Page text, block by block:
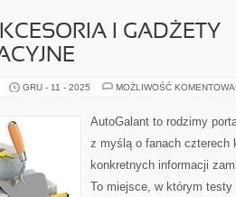
I GADŻETY
GRU - 11 - 2025 MOŻLIWOŚĆ
AutoGalant to rodzimy
z myślą o fanach czterech
konkretnych informacji
To miejsce, w którym